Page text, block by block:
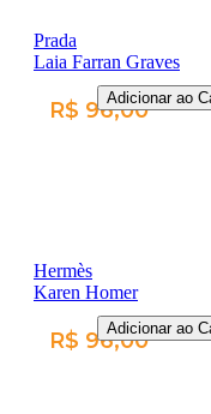
Prada
Laia Farran Graves
R$ 96,00Adicionar ao
Hermès
Karen Homer
R$ 96,00Adicionar ao